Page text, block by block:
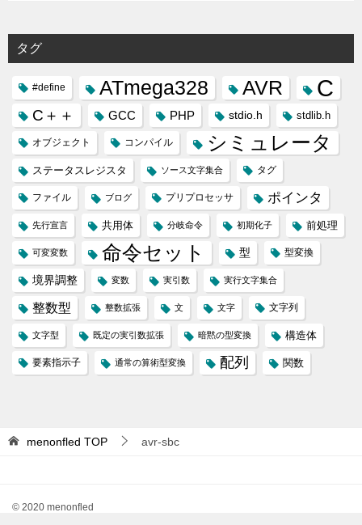
タグ
#define ATmega328 AVR C
C＋＋ GCC PHP stdio.h stdlib.h
オブジェクト コンパイル シミュレータ
ステータスレジスタ ソース文字集合 タグ
ファイル ブログ プリプロセッサ ポインタ
先行宣言 共用体 分岐命令 初期化子 前処理
可変変数 命令セット 型 型変換
境界調整 変数 実引数 実行文字集合
整数型 整数拡張 文 文字 文字列
文字型 既定の実引数拡張 暗黙の型変換 構造体
要素指示子 通常の算術型変換 配列 関数
menonfled TOP avr-sbc
© 2020 menonfled